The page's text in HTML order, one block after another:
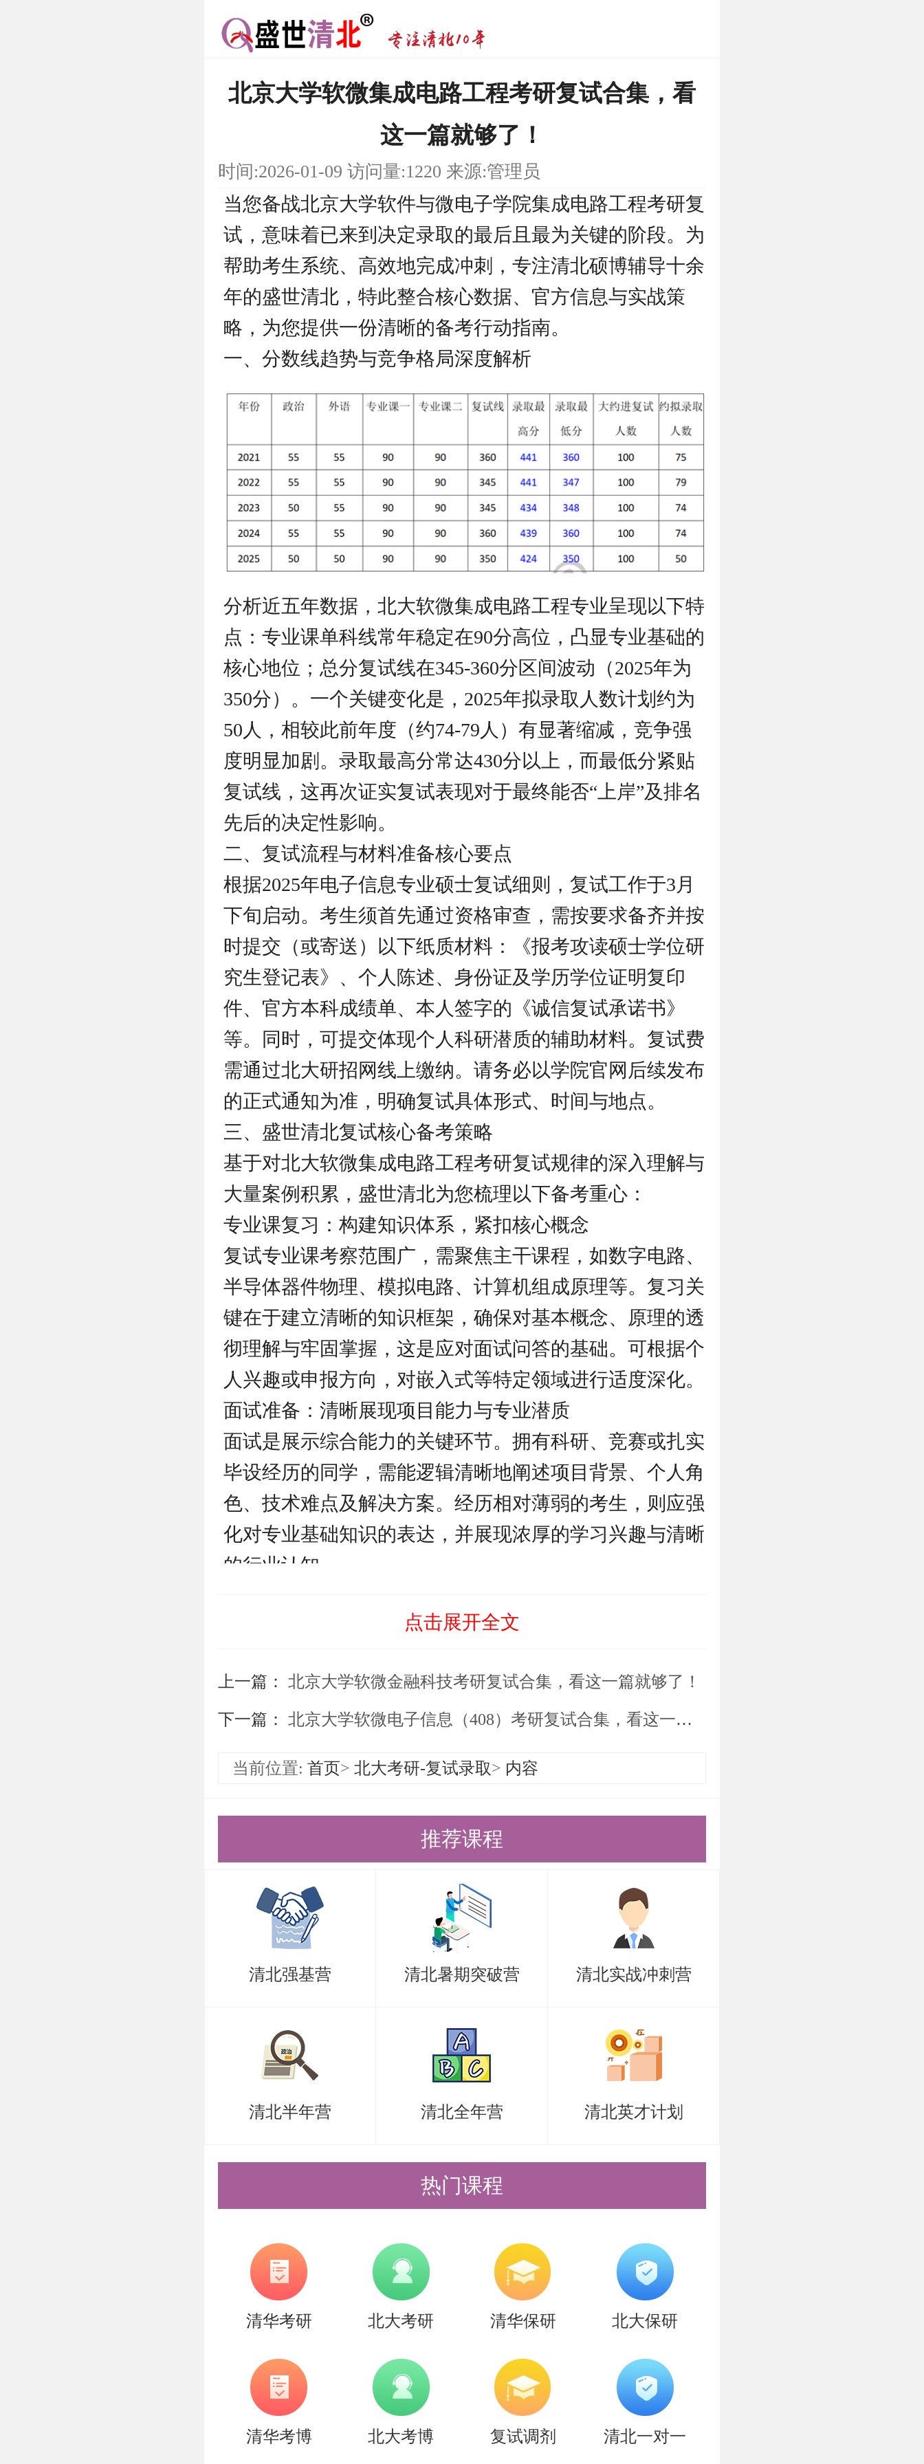
北京大学软微集成电路工程考研复试合集，看
这一篇就够了！
时间:2026-01-09 访问量:1220 来源:管理员
当您备战北京大学软件与微电子学院集成电路工程考研复
试，意味着已来到决定录取的最后且最为关键的阶段。为
帮助考生系统、高效地完成冲刺，专注清北硕博辅导十余
年的盛世清北，特此整合核心数据、官方信息与实战策
略，为您提供一份清晰的备考行动指南。
一、分数线趋势与竞争格局深度解析
分析近五年数据，北大软微集成电路工程专业呈现以下特
点：专业课单科线常年稳定在90分高位，凸显专业基础的
核心地位；总分复试线在345-360分区间波动（2025年为
350分）。一个关键变化是，2025年拟录取人数计划约为
50人，相较此前年度（约74-79人）有显著缩减，竞争强
度明显加剧。录取最高分常达430分以上，而最低分紧贴
复试线，这再次证实复试表现对于最终能否“上岸”及排名
先后的决定性影响。
二、复试流程与材料准备核心要点
根据2025年电子信息专业硕士复试细则，复试工作于3月
下旬启动。考生须首先通过资格审查，需按要求备齐并按
时提交（或寄送）以下纸质材料：《报考攻读硕士学位研
究生登记表》、个人陈述、身份证及学历学位证明复印
件、官方本科成绩单、本人签字的《诚信复试承诺书》
等。同时，可提交体现个人科研潜质的辅助材料。复试费
需通过北大研招网线上缴纳。请务必以学院官网后续发布
的正式通知为准，明确复试具体形式、时间与地点。
三、盛世清北复试核心备考策略
基于对北大软微集成电路工程考研复试规律的深入理解与
大量案例积累，盛世清北为您梳理以下备考重心：
专业课复习：构建知识体系，紧扣核心概念
复试专业课考察范围广，需聚焦主干课程，如数字电路、
半导体器件物理、模拟电路、计算机组成原理等。复习关
键在于建立清晰的知识框架，确保对基本概念、原理的透
彻理解与牢固掌握，这是应对面试问答的基础。可根据个
人兴趣或申报方向，对嵌入式等特定领域进行适度深化。
面试准备：清晰展现项目能力与专业潜质
面试是展示综合能力的关键环节。拥有科研、竞赛或扎实
毕设经历的同学，需能逻辑清晰地阐述项目背景、个人角
色、技术难点及解决方案。经历相对薄弱的考生，则应强
化对专业基础知识的表达，并展现浓厚的学习兴趣与清晰
的行业认知。
良好的心态与充分的模拟练习至关重要，尤其对于初试分
试，以熟悉流程、锻炼在压力下的逻辑表达与应变能力，
从而在真实考场中从容应对。盛世清北在辅导中高度重视
四、交通与校内路线指引
抵达北京：
飞机：抵达北京首都国际机场，可乘坐机场快轨至东直门
站换乘地铁。之后均可通过地铁网络换乘至适合的线路。
火车：北京站、北京西站、北京南站均有地铁通达。需查
询当年复试具体地点（通常在北大校内或软微学院指定场
所），从而规划最终的地铁路线。北京大学校本部附近有
点击展开全文
上一篇： 北京大学软微金融科技考研复试合集，看这一篇就够了！
下一篇： 北京大学软微电子信息（408）考研复试合集，看这一篇就够了！
当前位置: 首页> 北大考研-复试录取> 内容
推荐课程
清北强基营 清北暑期突破营 清北实战冲刺营
清北半年营 清北全年营 清北英才计划
热门课程
清华考研 北大考研 清华保研 北大保研
清华考博 北大考博 复试调剂 清北一对一